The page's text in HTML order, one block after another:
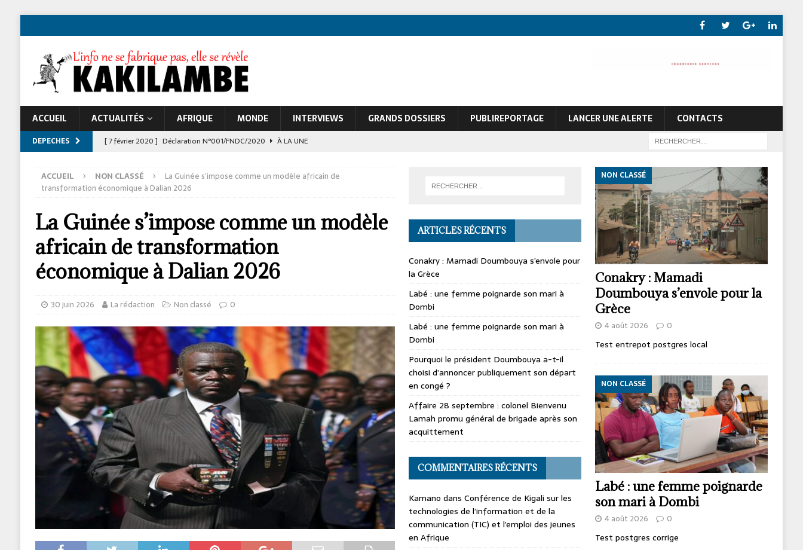
ACCUEIL ACTUALITÉS AFRIQUE MONDE INTERVIEWS GRANDS DOSSIERS PUBLIREPORTAGE LANCER UNE ALERTE CONTACTS
DEPECHES [ 7 février 2020 ] Déclaration N°001/FNDC/2020
À LA UNE
À LA UNE
ACCUEIL NON CLASSÉ
La Guinée s’impose comme un modèle africain de
transformation économique à Dalian 2026
La Guinée s’impose comme un modèle
africain de transformation
économique à Dalian 2026
30 juin 2026 La rédaction Non classé 0
ARTICLES RÉCENTS
Conakry : Mamadi Doumbouya s’envole pour
la Grèce
Labé : une femme poignarde son mari à
Dombi
Labé : une femme poignarde son mari à
Dombi
Pourquoi le président Doumbouya a-t-il
choisi d’annoncer publiquement son départ
en congé ?
Affaire 28 septembre : colonel Bienvenu
Lamah promu général de brigade après son
acquittement
COMMENTAIRES RÉCENTS
Kamano dans Conférence de Kigali sur les
technologies de l’information et de la
communication (TIC) et l’emploi des jeunes
en Afrique
Conakry : Mamadi
Doumbouya s’envole pour la
Grèce
NON CLASSÉ
4 août 2026 0
Test entrepot postgres local
Labé : une femme poignarde
son mari à Dombi
NON CLASSÉ
4 août 2026 0
Test postgres corrige